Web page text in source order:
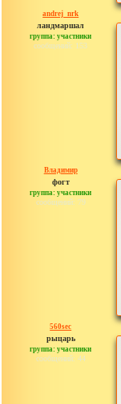
andrej_nrk
ландмаршал
группа: участники
сообщений: 153
Владимир
фогт
группа: участники
сообщений: 79
560sec
рыцарь
группа: участники
сообщений: 44